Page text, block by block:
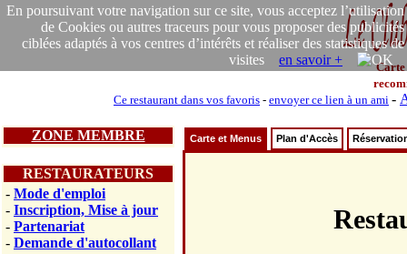
En poursuivant votre navigation sur ce site, vous acceptez l’utilisation
de Cookies ou autres traceurs pour vous proposer des publicités
ciblées adaptés à vos centres d’intérêts et réaliser des statistiques de
visites en savoir +
Carte
Ce restaurant dans vos favoris - envoyer ce lien à un ami -
ZONE MEMBRE
RESTAURATEURS
- Mode d'emploi
- Inscription, Mise à jour
- Partenariat
- Demande d'autocollant
Carte et Menus Plan d'Accès